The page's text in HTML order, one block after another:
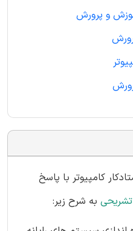
و پرورش
کامپیوتر با پاسخ
به شرح زیر: